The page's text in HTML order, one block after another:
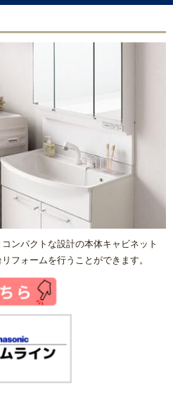
住宅・倉庫・施設での暑
ム
ンパクトな設計の本体キャビネット
フォームを行うことができます。